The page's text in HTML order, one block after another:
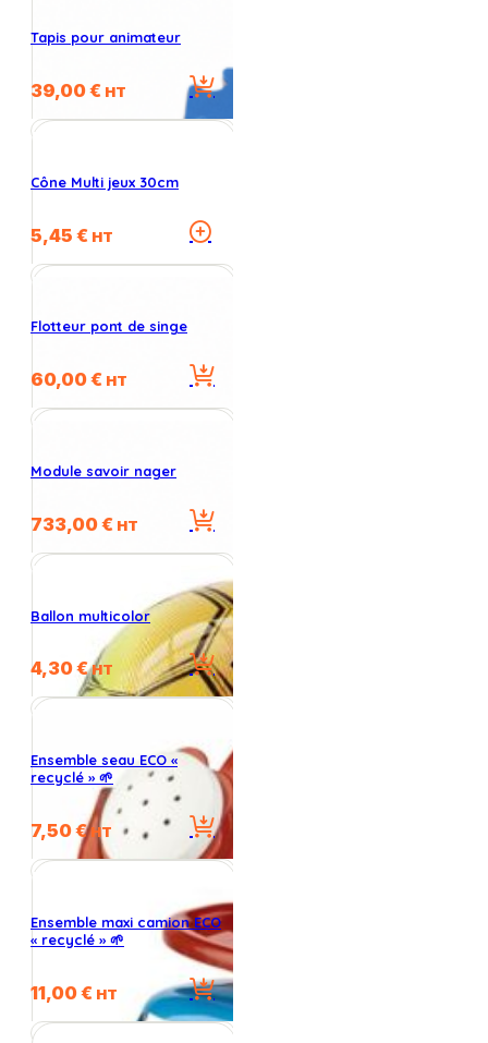
Tapis pour animateur
39,00€ HT
Cône Multi jeux 30cm
5,45 € HT
Ce
a
peuvent
être
choisies
du
produit
Flotteur pont de singe
60,00€ HT
Module savoir nager
733,00€ HT
Ballon multicolor
4,30€HT
Ensemble seau ECO «
recyclé » 🌱
7,50€HT
Ensemble maxi camion ECO
« recyclé » 🌱
11,00€ HT